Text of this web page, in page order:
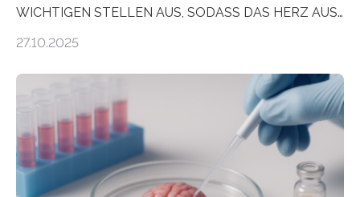
WICHTIGEN STELLEN AUS, SODASS DAS HERZ AUS
aus dem Deutschen Zentrum für Herzinsuffizienz
im Journal Circulation, warum der Energietransport bei
der Hypertrophen Kardiomyopathie (HCM) versagen
kann und wie sich durch eine Verringerung der
Herzbelastung und des oxidativen Stresses
Rhythmusstörungen reduzieren lassen. Würzburg. Die
hypertrophe Kardiomyopathie (HCM) ist die häufigste
27.10.2025